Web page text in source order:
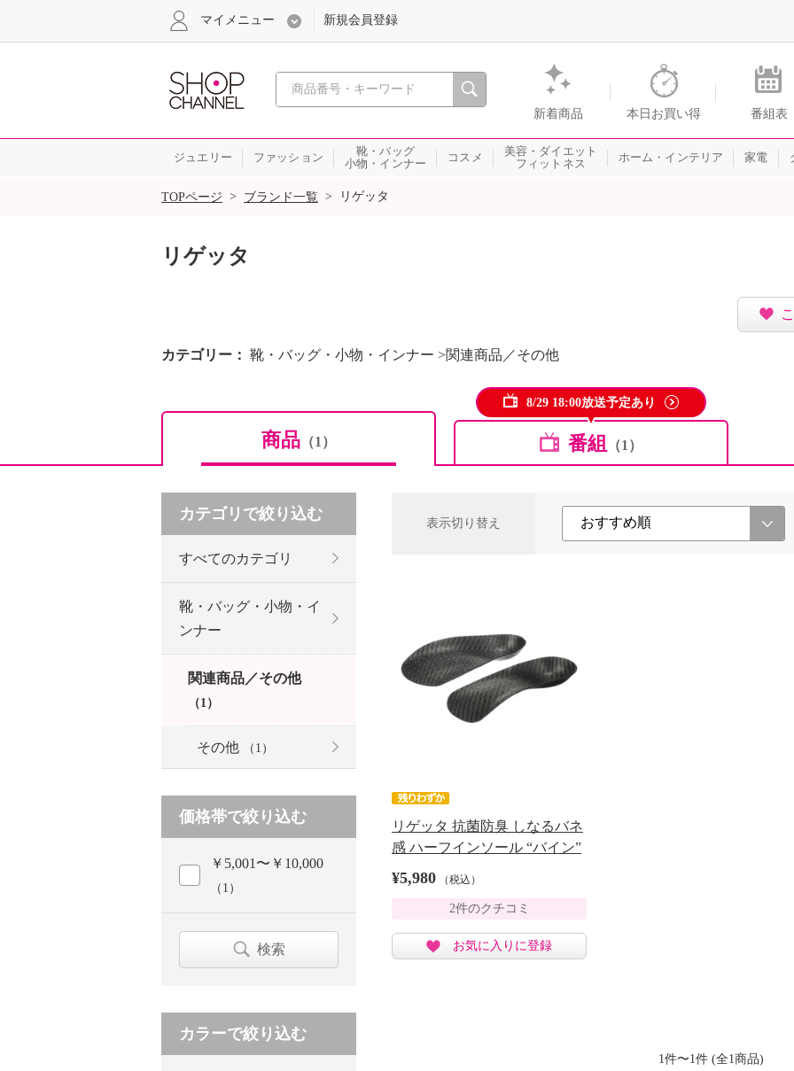
心おどる、瞬間を。通販・テレビショッピングのショップチャンネル
新着商品 本日お買い得 番組表
マイメニュー 新規会員登録
ジュエリー ファッション
靴・バッグ
小物・インナー
コスメ
美容・ダイエット
フィットネス
ホーム・インテリア 家電
SALE
TOPページ > ブランド一覧 > リゲッタ
リゲッタ
カテゴリー 靴・バッグ・小物・インナー >関連商品／その他
商品 （1） 番組 （1）
8/29 18:00放送予定あり
表示切り替え
リゲッタ 抗菌防臭 しなるバネ
感 ハーフインソール “バイン”
¥5,980 （税込）
2件のクチコミ
お気に入りに登録
1件〜1件 (全1商品)
カテゴリで絞り込む
すべてのカテゴリ
靴・バッグ・小物・イ
ンナー
関連商品／その他
（1）
その他 （1）
価格帯で絞り込む
￥5,001〜￥10,000
（1）
検索
カラーで絞り込む